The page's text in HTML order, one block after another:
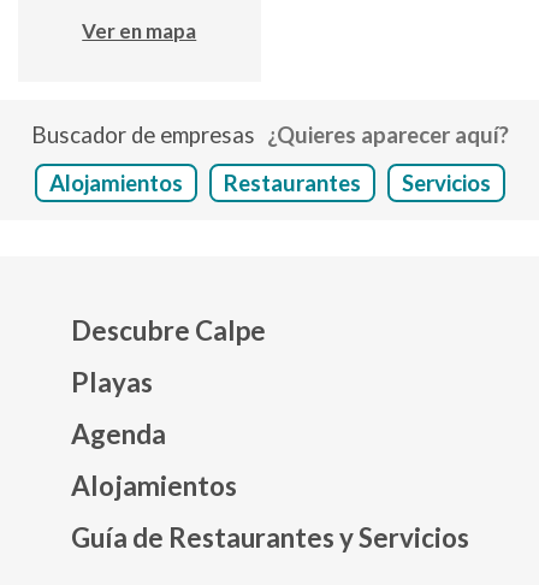
Ver en mapa
Buscador de empresas ¿Quieres aparecer aquí?
Alojamientos
Restaurantes Servicios
Descubre Calpe
Playas
Agenda
Alojamientos
Guía de Restaurantes y Servicios